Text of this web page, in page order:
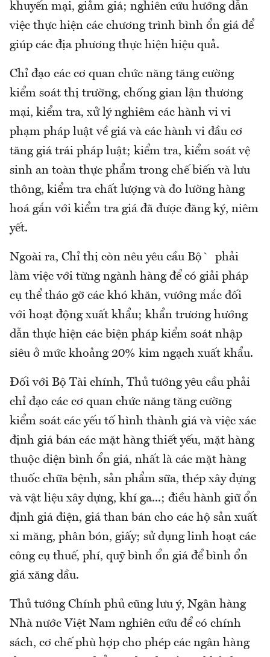
khuyến mại, giảm giá; nghiên cứu hướng dẫn
việc thực hiện các chương trình bình ổn giá để
giúp các địa phương thực hiện hiệu quả.
Chỉ đạo các cơ quan chức năng tăng cường
kiểm soát thị trường, chống gian lận thương
mại, kiểm tra, xử lý nghiêm các hành vi vi
phạm pháp luật về giá và các hành vi đầu cơ
tăng giá trái pháp luật; kiểm tra, kiểm soát vệ
sinh an toàn thực phẩm trong chế biến và lưu
thông, kiểm tra chất lượng và đo lường hàng
hoá gắn với kiểm tra giá đã được đăng ký, niêm
yết.
Ngoài ra, Chỉ thị còn nêu yêu cầu Bộ` phải
làm việc với từng ngành hàng để có giải pháp
cụ thể tháo gỡ các khó khăn, vướng mắc đối
với hoạt động xuất khẩu; khẩn trương hướng
dẫn thực hiện các biện pháp kiểm soát nhập
siêu ở mức khoảng 20% kim ngạch xuất khẩu.
Đối với Bộ Tài chính, Thủ tướng yêu cầu phải
chỉ đạo các cơ quan chức năng tăng cường
kiểm soát các yếu tố hình thành giá và việc xác
định giá bán các mặt hàng thiết yếu, mặt hàng
thuộc diện bình ổn giá, nhất là các mặt hàng
thuốc chữa bệnh, sản phẩm sữa, thép xây dựng
và vật liệu xây dựng, khí ga...; điều hành giữ ổn
định giá điện, giá than bán cho các hộ sản xuất
xi măng, phân bón, giấy; sử dụng linh hoạt các
công cụ thuế, phí, quỹ bình ổn giá để bình ổn
giá xăng dầu.
Thủ tướng Chính phủ cũng lưu ý, Ngân hàng
Nhà nước Việt Nam nghiên cứu để có chính
sách, cơ chế phù hợp cho phép các ngân hàng